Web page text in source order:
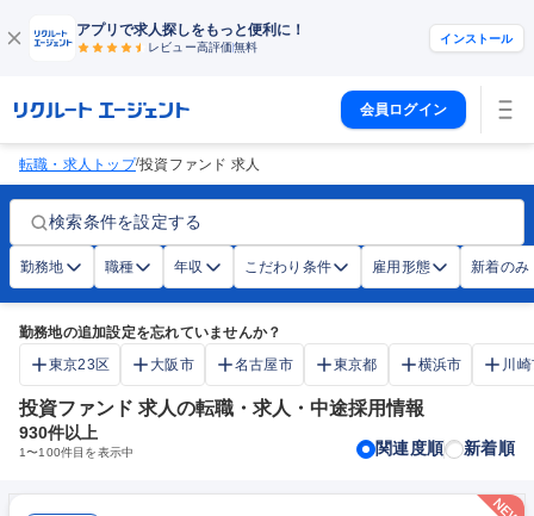
アプリで求人探しをもっと便利に！
レビュー高評価無料
インストール
会員ログイン
転職・求人トップ/投資ファンド 求人
検索条件を設定する
勤務地 職種 年収 こだわり条件 雇用形態 新着のみ
勤務地の追加設定を忘れていませんか？
東京23区
大阪市 名古屋市 東京都 横浜市 川
投資ファンド 求人の転職・求人・中途採用情報
930件以上
1〜100件目を表示中 関連度順 新着順